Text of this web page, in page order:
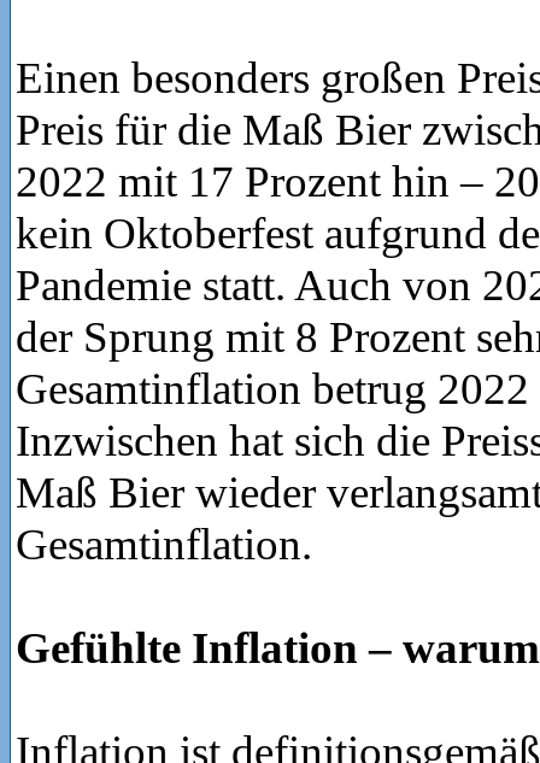
Einen besonders großen
Preis für die Maß Bier
2022 mit 17 Prozent hin –
kein Oktoberfest aufgrund
Pandemie statt. Auch von
der Sprung mit 8 Prozent
Gesamtinflation betrug 2022
Inzwischen hat sich die
Maß Bier wieder
Gesamtinflation.
Gefühlte Inflation –
Inflation ist